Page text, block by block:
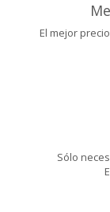
El mejor
Sólo